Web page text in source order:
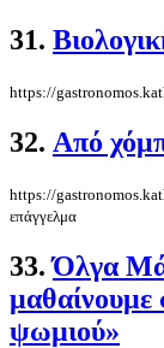
31.
https://
32. Από
https://
επάγγελμα
33.Όλγα
μαθαίνουμε
ψωμιού»